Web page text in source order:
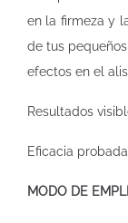
en la firmeza y
de tus
efectos en el
Resultados
Eficacia
MODO DE